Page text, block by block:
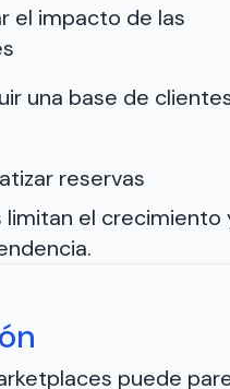
el impacto de las
una base de
reservas
limitan el crecimiento
puede